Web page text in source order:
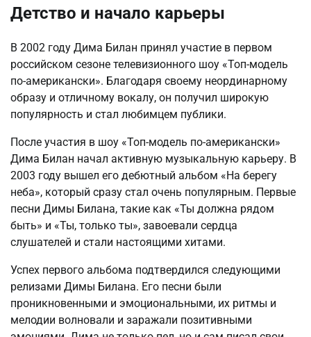
Детство и начало карьеры
В 2002 году Дима Билан принял участие в первом
российском сезоне телевизионного шоу «Топ-модель
по-американски». Благодаря своему неординарному
образу и отличному вокалу, он получил широкую
популярность и стал любимцем публики.
После участия в шоу «Топ-модель по-американски»
Дима Билан начал активную музыкальную карьеру. В
2003 году вышел его дебютный альбом «На берегу
неба», который сразу стал очень популярным. Первые
песни Димы Билана, такие как «Ты должна рядом
быть» и «Ты, только ты», завоевали сердца
слушателей и стали настоящими хитами.
Успех первого альбома подтвердился следующими
релизами Димы Билана. Его песни были
проникновенными и эмоциональными, их ритмы и
мелодии волновали и заражали позитивными